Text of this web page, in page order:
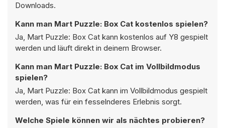
Downloads.
Kann man Mart Puzzle: Box Cat kostenlos spielen?
Ja, Mart Puzzle: Box Cat kann kostenlos auf Y8 gespielt
werden und läuft direkt in deinem Browser.
Kann man Mart Puzzle: Box Cat im Vollbildmodus
spielen?
Ja, Mart Puzzle: Box Cat kann im Vollbildmodus gespielt
werden, was für ein fesselnderes Erlebnis sorgt.
Welche Spiele können wir als nächtes probieren?